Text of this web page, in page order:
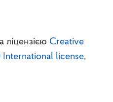
ліцензією Creative
license,